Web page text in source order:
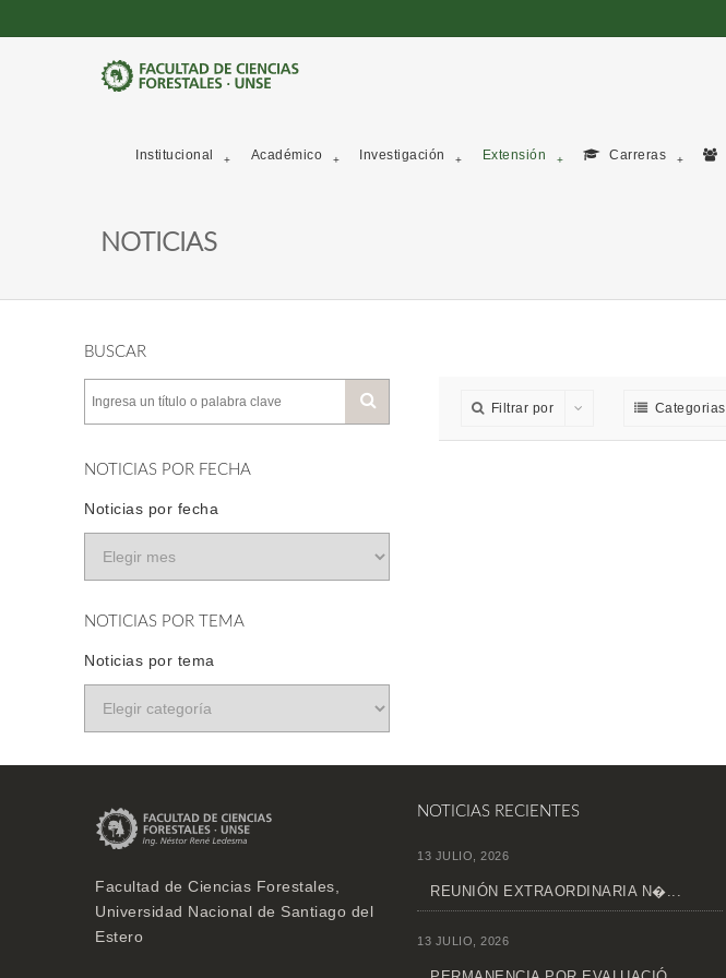
Institucional Académico Investigación Extensión Carreras
NOTICIAS
BUSCAR
NOTICIAS POR FECHA
Noticias por fecha
NOTICIAS POR TEMA
Noticias por tema
Filtrar por Categorias
Facultad de Ciencias Forestales,
Universidad Nacional de Santiago del
Estero
NOTICIAS RECIENTES
13 JULIO, 2026
REUNIÓN EXTRAORDINARIA N�...
13 JULIO, 2026